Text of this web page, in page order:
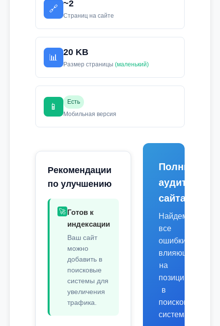
🔗
~2
Страниц на сайте
📊
20 KB
Размер страницы (маленький)
📱
Есть
Мобильная версия
Рекомендации
по улучшению
🚀 Готов к
индексации
Ваш сайт
можно
добавить в
поисковые
системы для
увеличения
трафика.
Полный
аудит
сайта
Найдем
все
ошибки,
влияющие
на
позиции
в
поисковых
системах.